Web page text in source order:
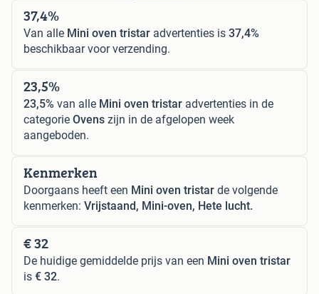
37,4%
Van alle Mini oven tristar advertenties is 37,4%
beschikbaar voor verzending.
23,5%
23,5% van alle Mini oven tristar advertenties in de
categorie Ovens zijn in de afgelopen week
aangeboden.
Kenmerken
Doorgaans heeft een Mini oven tristar de volgende
kenmerken: Vrijstaand, Mini-oven, Hete lucht.
€ 32
De huidige gemiddelde prijs van een Mini oven tristar
is € 32.